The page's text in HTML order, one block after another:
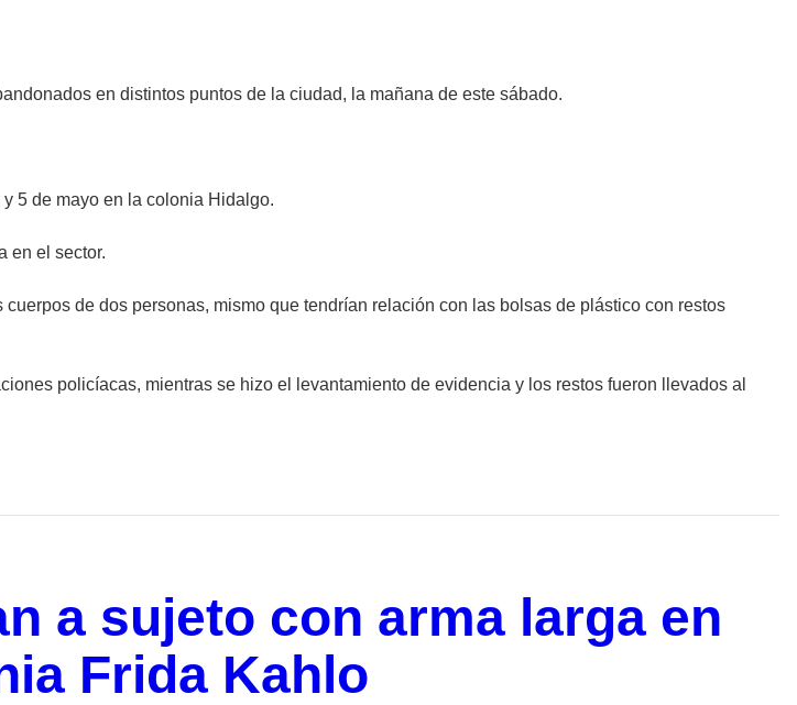
en distintos puntos de la ciudad, la mañana de este sábado.
5 de mayo en la colonia Hidalgo.
en el sector.
de dos personas, mismo que tendrían relación con las bolsas de plástico con restos
policíacas, mientras se hizo el levantamiento de evidencia y los restos fueron llevados al
a sujeto con arma larga en
Frida Kahlo